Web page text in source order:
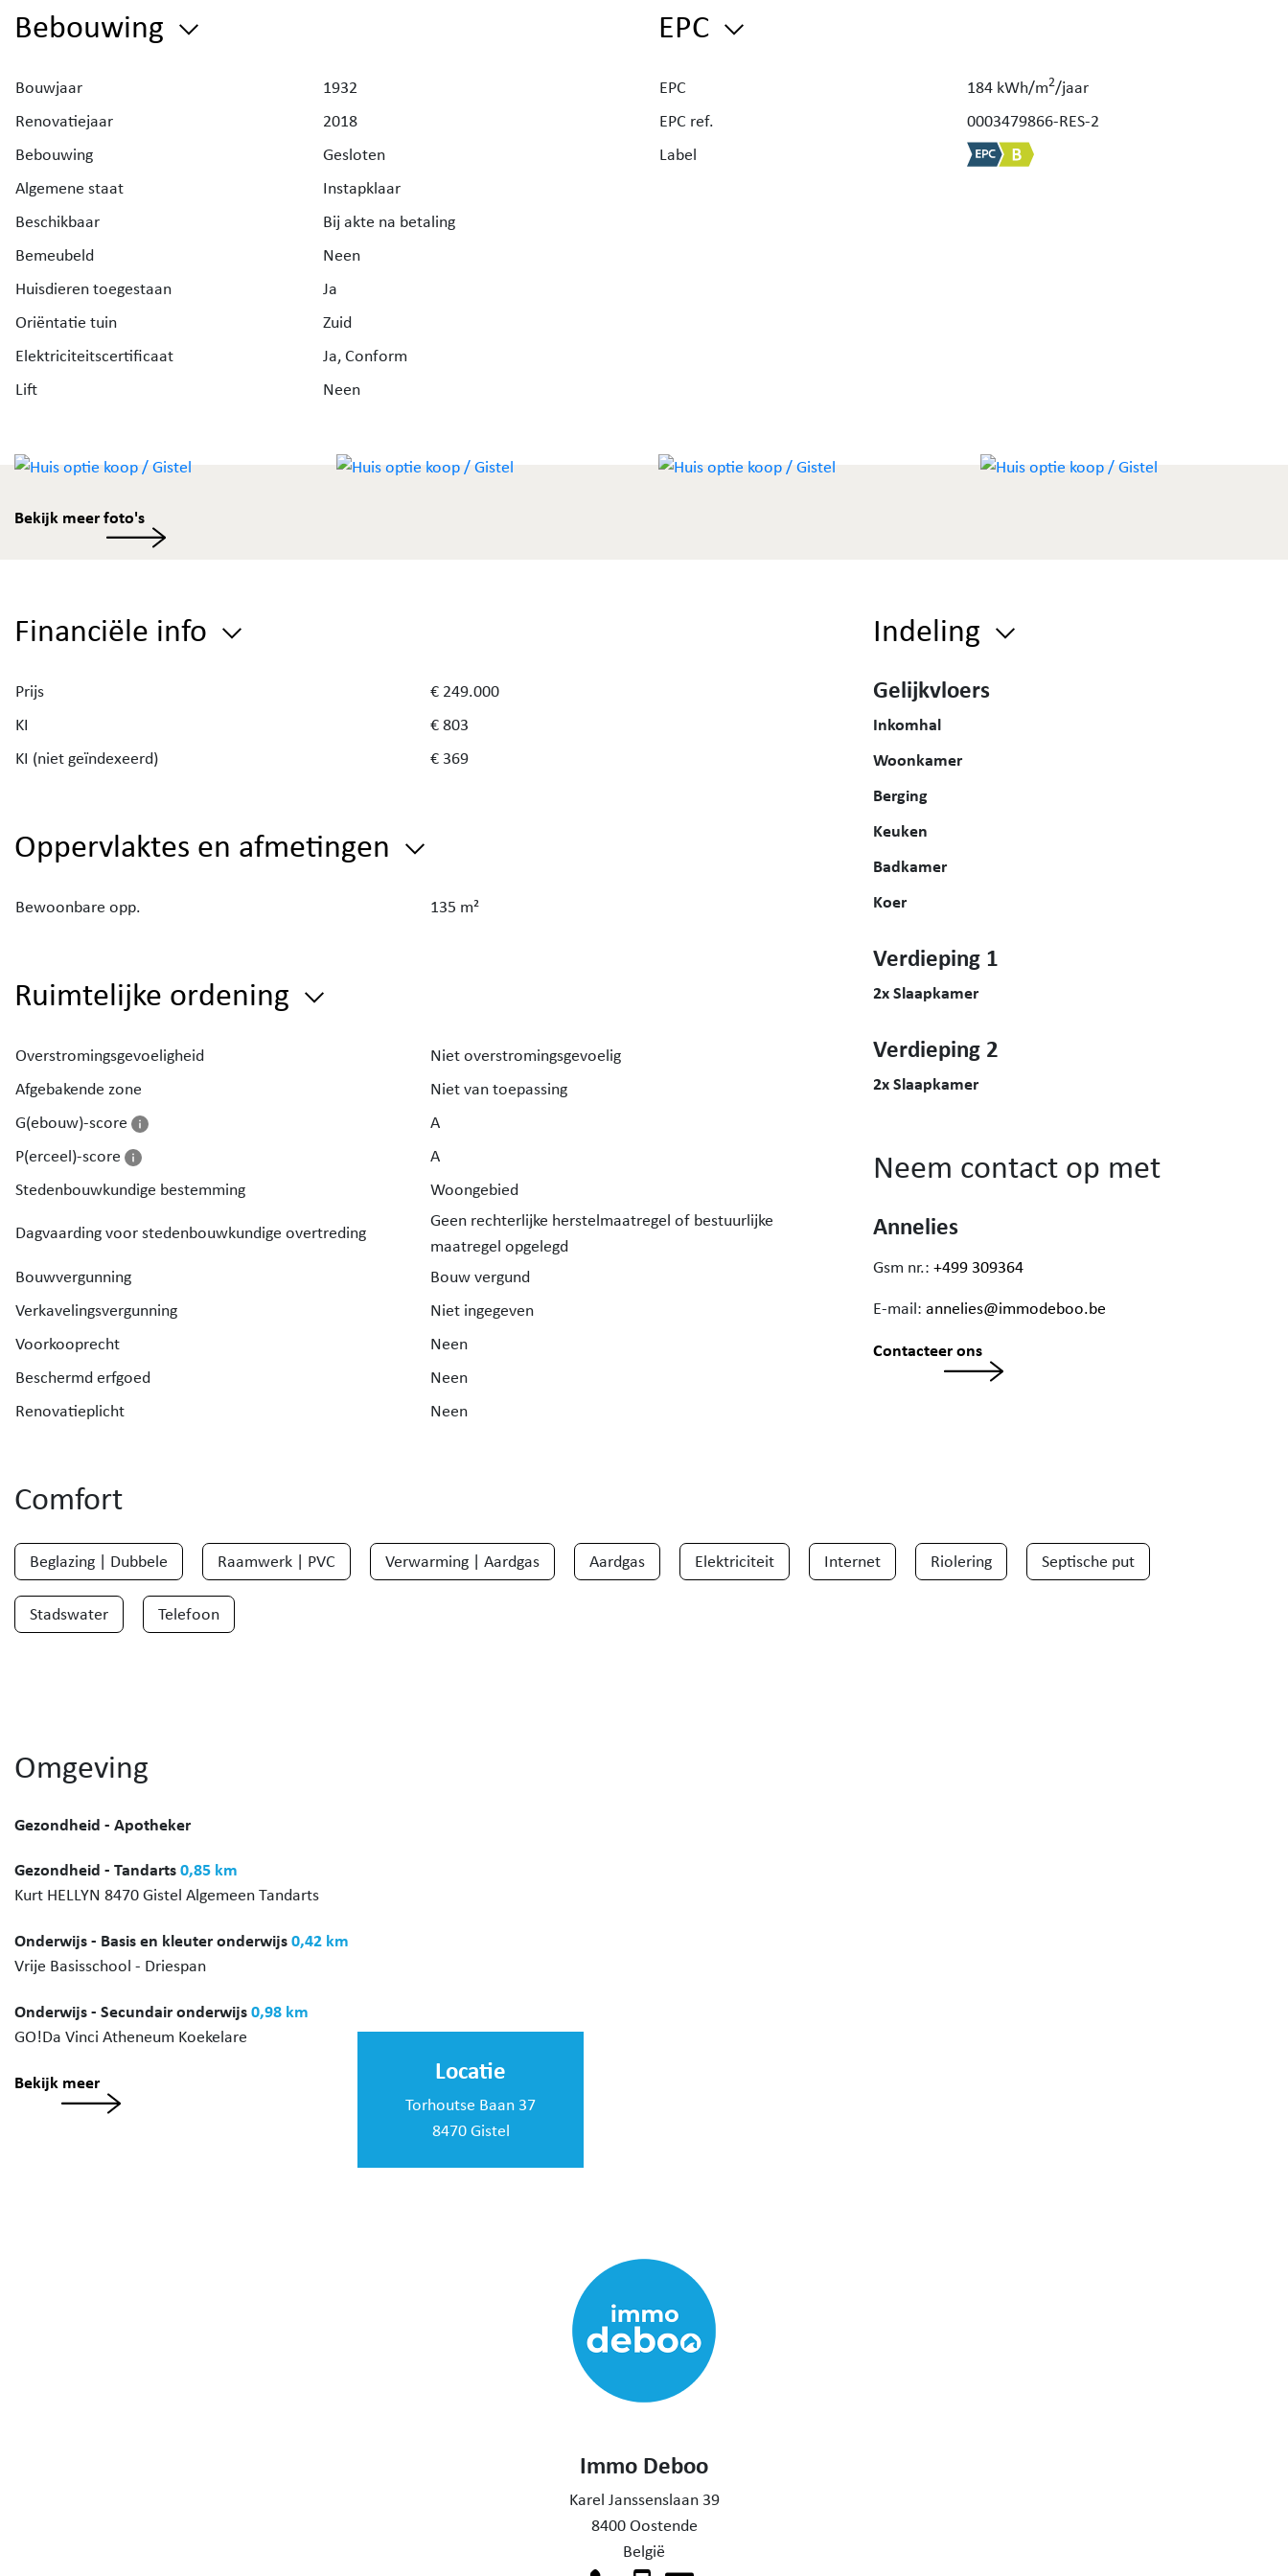
perfect maakt voor een gezin of wie graag extra ruimte heeft
voor een bureau of hobbykamer. Daarnaast is er ook nog
Interesse : op woensdag 6 mei is er een bezoekmoment van
annelies@immodeboo.be.
Bent u benieuwd naar de waarde van uw eigendom? Vraag
Bebouwing
Bouwjaar
1932
Renovatiejaar
2018
Bebouwing
Gesloten
Algemene staat
Instapklaar
Beschikbaar
Bij akte na betaling
Bemeubeld
Neen
Huisdieren toegestaan
Ja
Oriëntatie tuin
Zuid
Elektriciteitscertificaat
Ja, Conform
Lift
Neen
EPC
EPC 184 kWh/m2/jaar
EPC ref.
0003479866-RES-2
Label
Bekijk meer foto's
Financiële info
Prijs
€ 249.000
KI
€ 803
KI (niet geïndexeerd)
€ 369
Oppervlaktes en afmetingen
Bewoonbare opp. 135 m²
Ruimtelijke ordening
Overstromingsgevoeligheid
Niet overstromingsgevoelig
Afgebakende zone
Niet van toepassing
G(ebouw)-score
A
P(erceel)-score
A
Stedenbouwkundige bestemming
Woongebied
Dagvaarding voor stedenbouwkundige overtreding
Geen rechterlijke herstelmaatregel of bestuurlijke
maatregel opgelegd
Bouwvergunning
Bouw vergund
Verkavelingsvergunning
Niet ingegeven
Voorkooprecht
Neen
Beschermd erfgoed
Neen
Renovatieplicht
Neen
Indeling
Gelijkvloers
Inkomhal
Woonkamer
Berging
Keuken
Badkamer
Koer
Verdieping 1
2x Slaapkamer
Verdieping 2
2x Slaapkamer
Neem contact op met
Annelies
Gsm nr.: +499 309364
E-mail: annelies@immodeboo.be
Contacteer ons
Comfort
Beglazing | Dubbele Raamwerk | PVC Verwarming | Aardgas Aardgas Elektriciteit Internet Riolering Septische put
Stadswater Telefoon
Omgeving
Gezondheid - Apotheker
Gezondheid - Tandarts0,85 km
Kurt HELLYN 8470 Gistel Algemeen Tandarts
Onderwijs - Basis en kleuter onderwijs0,42 km
Vrije Basisschool - Driespan
Onderwijs - Secundair onderwijs0,98 km
GO!Da Vinci Atheneum Koekelare
Bekijk meer Locatie
Torhoutse Baan 37
8470 Gistel
Immo Deboo
Karel Janssenslaan 39
8400 Oostende
België